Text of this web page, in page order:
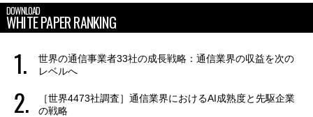
DOWNLOAD
WHITE PAPER RANKING
世界の通信事業者33社の成長戦略：通信業界の収益を次の
レベルへ
［世界4473社調査］通信業界におけるAI成熟度と先駆企業
の戦略